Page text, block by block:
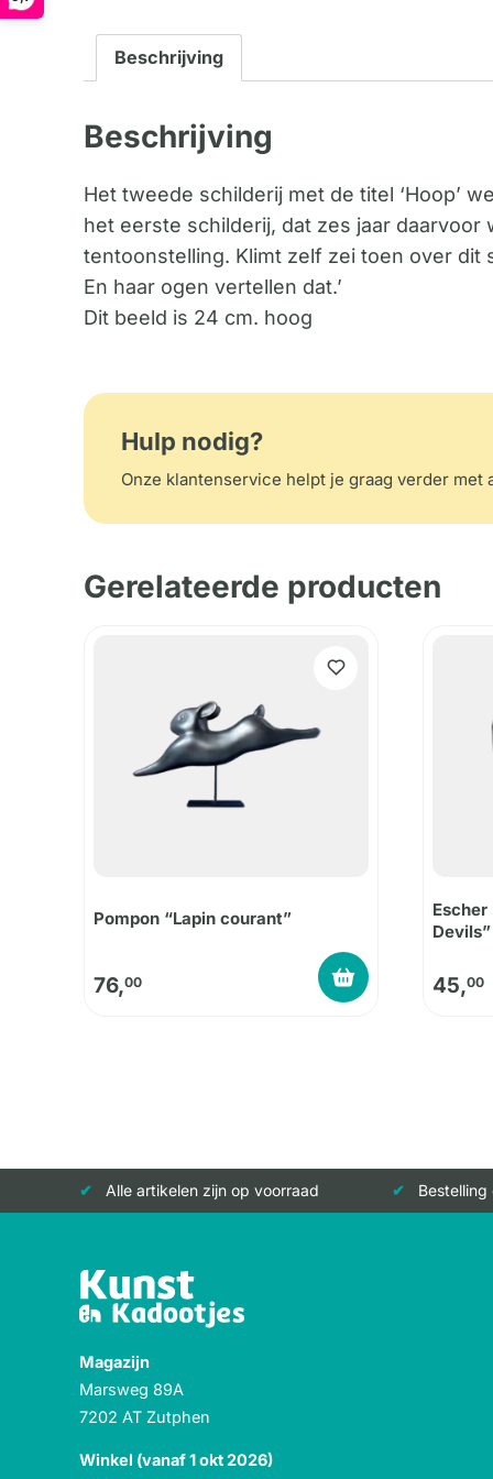
Beschrijving
Beschrijving
Het tweede schilderij met de titel ‘Hoop’
het eerste schilderij, dat zes jaar
tentoonstelling. Klimt zelf zei toen over dit
En haar ogen vertellen dat.’
Dit beeld is 24 cm. hoog
Hulp nodig?
Onze klantenservice helpt je graag verder met
Gerelateerde producten
Pompon “Lapin courant”
76,00
Devils”
45,00
Alle artikelen zijn op voorraad
Magazijn
Marsweg 89A
7202 AT Zutphen
Winkel (vanaf 1 okt 2026)